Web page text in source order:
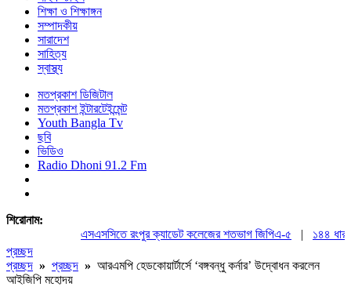
শিক্ষা ও শিক্ষাঙ্গন
সম্পাদকীয়
সারাদেশ
সাহিত্য
স্বাস্থ্য
মতপ্রকাশ ডিজিটাল
মতপ্রকাশ ইন্টারটেইন্মেন্ট
Youth Bangla Tv
ছবি
ভিডিও
Radio Dhoni 91.2 Fm
শিরোনাম:
এসএসসিতে রংপুর ক্যাডেট কলেজের শতভাগ জিপিএ-৫|
১৪৪ ধারা
প্রচ্ছদ
প্রচ্ছদ » প্রচ্ছদ » আরএমপি হেডকোয়ার্টার্সে ‘বঙ্গবন্ধু কর্নার’ উদ্বোধন করলেন
আইজিপি মহোদয়